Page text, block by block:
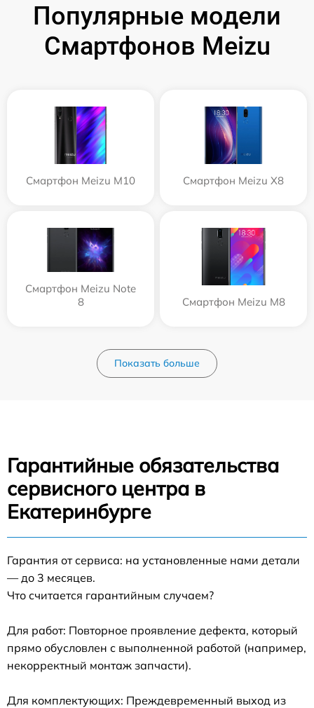
Популярные модели
Смартфонов Meizu
Смартфон Meizu M10 Смартфон Meizu X8
Смартфон Meizu Note
8
Смартфон Meizu M8
Показать больше
Гарантийные обязательства
сервисного центра в
Екатеринбурге
Гарантия от сервиса: на установленные нами детали
— до 3 месяцев.
Что считается гарантийным случаем?
Для работ: Повторное проявление дефекта, который
прямо обусловлен с выполненной работой (например,
некорректный монтаж запчасти).
Для комплектующих: Преждевременный выход из